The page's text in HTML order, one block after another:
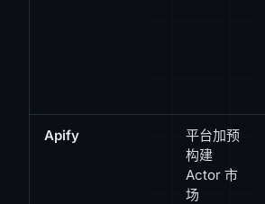
Apify
平台加预
构建
Actor 市
场